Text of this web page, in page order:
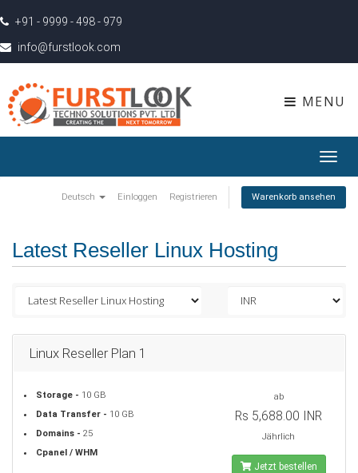
+91 - 9999 - 498 - 979
info@furstlook.com
MENU
Deutsch Einloggen Registrieren Warenkorb ansehen
Latest Reseller Linux Hosting
Linux Reseller Plan 1
Storage - 10 GB
Data Transfer - 10 GB
Domains - 25
Cpanel / WHM
ab
Rs 5,688.00 INR
Jährlich
Jetzt bestellen